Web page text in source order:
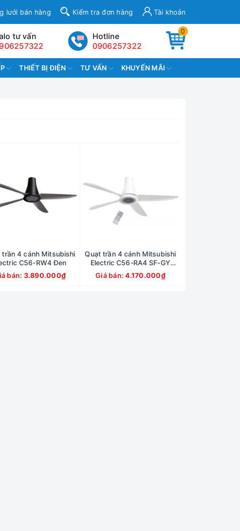
lưới bán hàng Kiểm tra đơn hàng Tài khoản
0
Hotline
0906257322
tư vấn
THIẾT BỊ ĐIỆN TƯ VẤN KHUYẾN MÃI
trần 4 cánh Mitsubishi
C56-RW4 Đen
bán: 3.890.000₫
Quạt trần 4 cánh Mitsubishi
Electric C56-RA4 SF-GY
Trắng
Giá bán:4.170.000₫